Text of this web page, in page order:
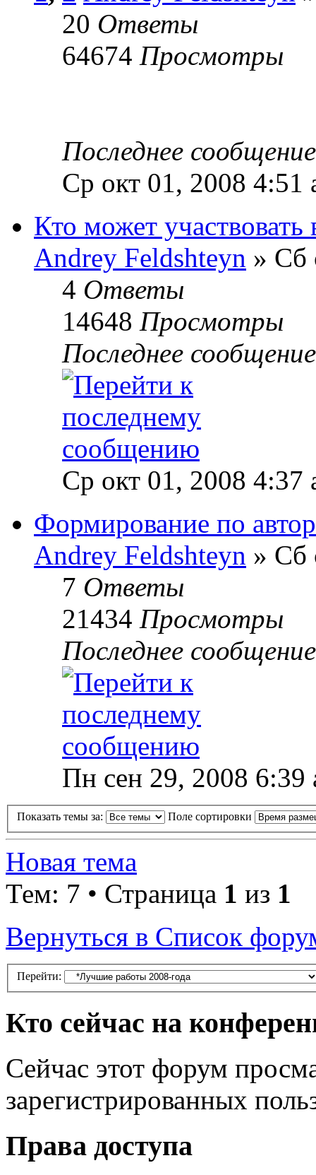
20 Ответы
64674 Просмотры
Последнее
Ср окт 01, 2008 4:51
Кто может участвовать
Andrey Feldshteyn » Сб
4 Ответы
14648 Просмотры
Последнее
Ср окт 01, 2008 4:37
Формирование по
Andrey Feldshteyn » Сб
7 Ответы
21434 Просмотры
Последнее
Пн сен 29, 2008 6:39
Показать темы за: Поле сортировки
Новая тема
Тем: 7 • Страница 1 из 1
Вернуться в Список
Перейти:
Кто сейчас на
Сейчас этот форум
зарегистрированных
Права доступа